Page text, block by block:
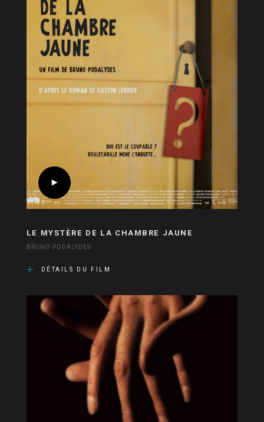
LE MYSTÈRE DE LA CHAMBRE JAUNE
BRUNO PODALYDES
DÉTAILS DU FILM